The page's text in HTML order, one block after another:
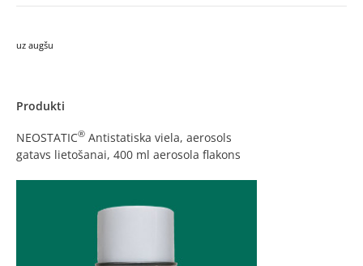
uz augšu
Produkti
NEOSTATIC® Antistatiska viela, aerosols
gatavs lietošanai, 400 ml aerosola flakons